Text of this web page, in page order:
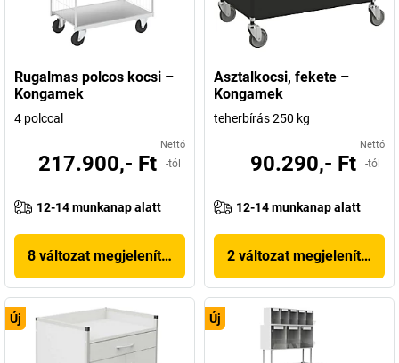
Rugalmas polcos kocsi –
Kongamek
4 polccal
Nettó
217.900,- Ft -tól
12-14 munkanap alatt
8 változat megjelenítése
Asztalkocsi, fekete –
Kongamek
teherbírás 250 kg
Nettó
90.290,- Ft -tól
12-14 munkanap alatt
2 változat megjelenítése
Új Új